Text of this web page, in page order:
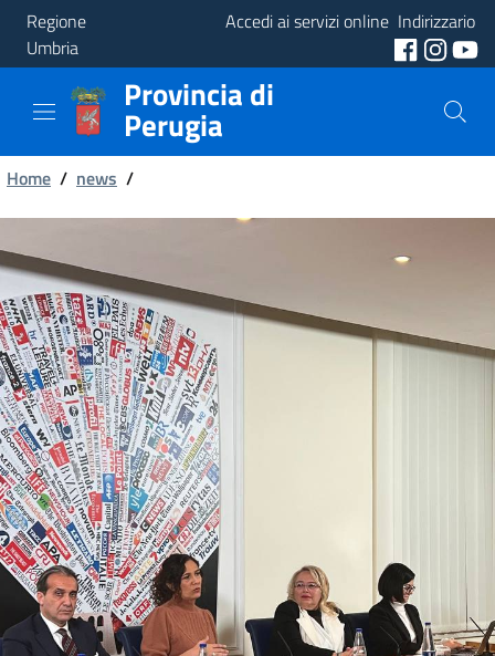
Regione
Umbria
Accedi ai servizi online Indirizzario
Provincia
Aree
Tematiche
Provincia di
Perugia
Briciole
di
pane
Home / news /